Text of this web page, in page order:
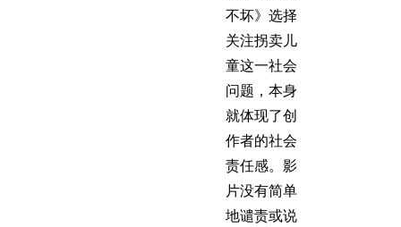
不坏》选择
关注拐卖儿
童这一社会
问题，本身
就体现了创
作者的社会
责任感。影
片没有简单
地谴责或说